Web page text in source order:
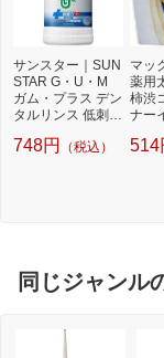
サンスター｜SUN
STAR G・U・M
ガム・プラス デン
タルリンス 低刺激
イプ 450mL
748円 （税込）
マッ
薬用
柿渋
ナー
50ml
514
同じジャンル